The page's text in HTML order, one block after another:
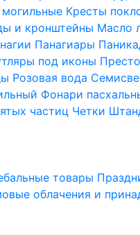
Кресты
и кронштейны Масло
Панагиары
под иконы
Розовая вода
Фонари
частиц Четки
товары
облачения и